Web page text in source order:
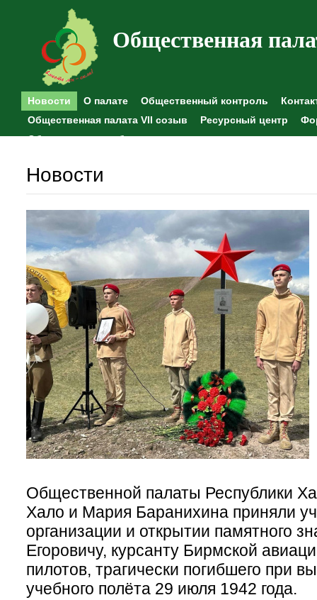
Общественная
Новости О палате Общественный контроль
Общественная палата VII созыв
Ресурсный центр
Общественные наблюдения
Новости
Общественной палаты Республики
Хало и Мария Баранихина приняли
организации и открытии памятного
Егоровичу, курсанту Бирмской
пилотов, трагически погибшего при
учебного полёта 29 июля 1942 года.